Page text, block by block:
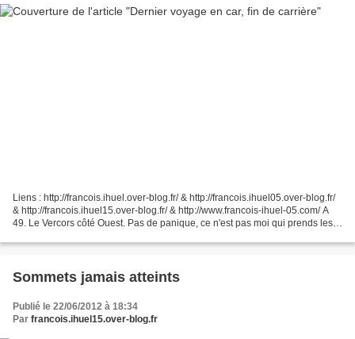
Liens : http://francois.ihuel.over-blog.fr/ & http://francois.ihuel05.over-blog.fr/
& http://francois.ihuel15.over-blog.fr/ & http://www.francois-ihuel-05.com/ A
49. Le Vercors côté Ouest. Pas de panique, ce n'est pas moi qui prends les
Sommets jamais atteints
Publié le 22/06/2012 à 18:34
Par francois.ihuel15.over-blog.fr